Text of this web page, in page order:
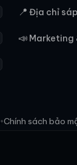
📍 Địa chỉ
📣 Marketing
•Chính sách bảo